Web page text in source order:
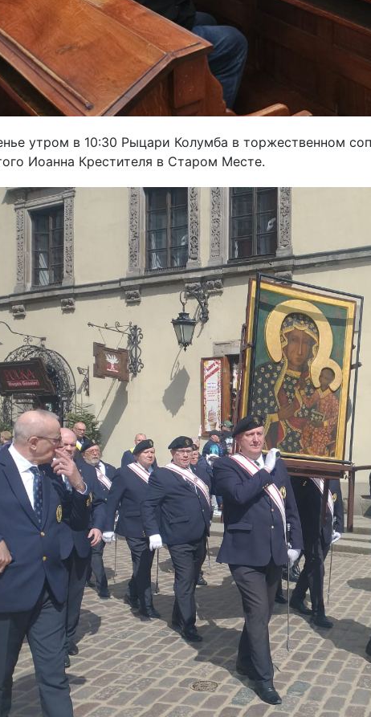
утром в 10:30 Рыцари Колумба в торжественном
Иоанна Крестителя в Старом Месте.